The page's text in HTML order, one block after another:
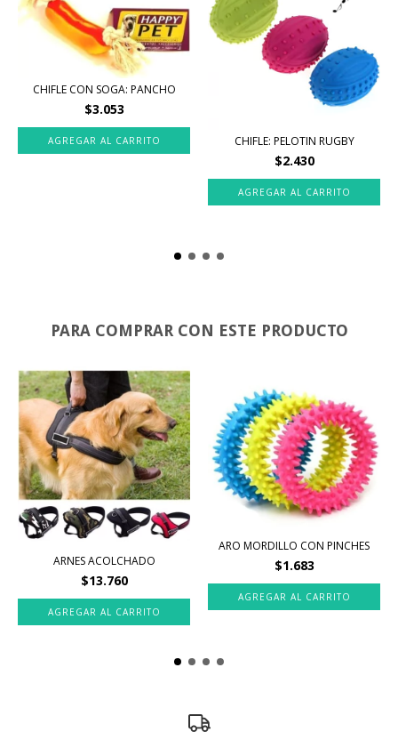
CHIFLE CON SOGA: PANCHO
$3.053
CHIFLE: PELOTIN RUGBY
$2.430
PARA COMPRAR CON ESTE PRODUCTO
ARNES ACOLCHADO
$13.760
AGREGAR AL CARRITO
ARO MORDILLO CON PINCHES
$1.683
AGREGAR AL CARRITO